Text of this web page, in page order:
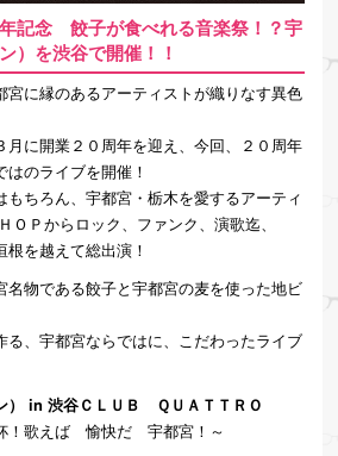
記念 餃子が食べれる音楽祭！？宇
）を渋谷で開催！！
宮に縁のあるアーティストが織りなす異色
月に開業２０周年を迎え、今回、２０周年
のライブを開催！
もちろん、宇都宮・栃木を愛するアーティ
ＯＰからロック、ファンク、演歌迄、
を越えて総出演！
名物である餃子と宇都宮の麦を使った地ビ
る、宇都宮ならではに、こだわったライブ
） in 渋谷ＣＬＵＢ ＱＵＡＴＴＲＯ
！歌えば 愉快だ 宇都宮！～